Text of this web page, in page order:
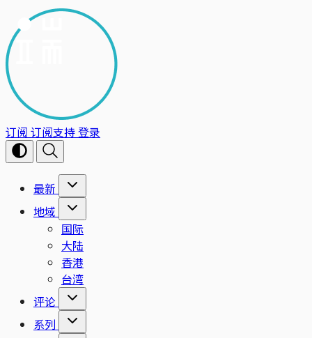
订阅 订阅支持登录
最新
地域
国际
大陆
香港
台湾
评论
系列